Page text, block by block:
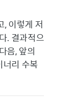
, 이렇게 저
. 결과적으
음, 앞의
리 수복